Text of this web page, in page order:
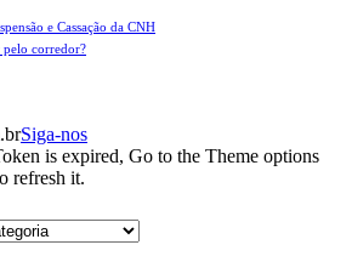
e Cassação da CNH
corredor?
Siga-nos
is expired, Go to the Theme options
refresh it.